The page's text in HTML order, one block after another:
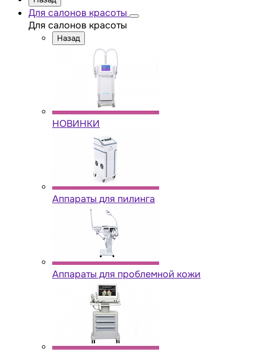
Для салонов красоты
Для салонов красоты
Назад
НОВИНКИ
Аппараты для пилинга
Аппараты для проблемной кожи